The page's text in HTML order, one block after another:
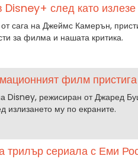
след като излезе
сага на Джеймс Камерън,
за филма и нашата критика.
филм пристига
Disney, режисиран от Джаред
излизането му по екраните.
трилър сериала с Еми